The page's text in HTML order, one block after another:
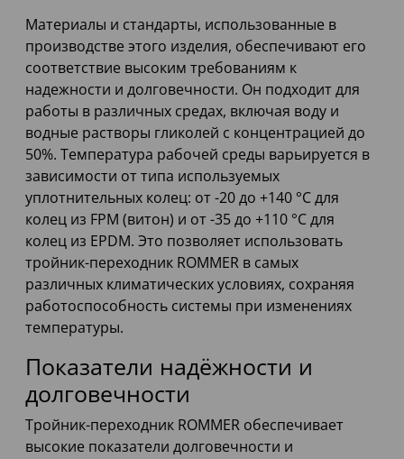
Материалы и стандарты, использованные в
производстве этого изделия, обеспечивают его
соответствие высоким требованиям к
надежности и долговечности. Он подходит для
работы в различных средах, включая воду и
водные растворы гликолей с концентрацией до
50%. Температура рабочей среды варьируется в
зависимости от типа используемых
уплотнительных колец: от -20 до +140 °C для
колец из FPM (витон) и от -35 до +110 °C для
колец из EPDM. Это позволяет использовать
тройник-переходник ROMMER в самых
различных климатических условиях, сохраняя
работоспособность системы при изменениях
температуры.
Показатели надёжности и
долговечности
Тройник-переходник ROMMER обеспечивает
высокие показатели долговечности и